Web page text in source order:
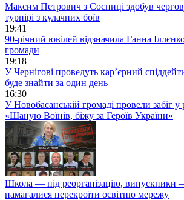
Максим Петрович з Сосниці здобув
турнірі з кулачних боїв
19:41
90-річний ювілей відзначила Ганна
громади
19:18
У Чернігові проведуть кар’єрний
буде знайти за один день
16:30
У Новобасанській громаді провели забіг у
«Шаную Воїнів, біжу за Героїв України»
Школа — під реорганізацію, випускники —
намагалися перекроїти освітню мережу